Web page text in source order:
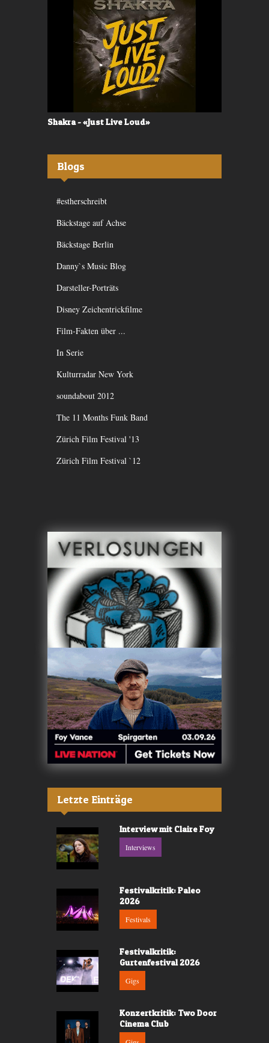
Shakra - «Just Live Loud»
Blogs
#estherschreibt
Bäckstage auf Achse
Bäckstage Berlin
Danny`s Music Blog
Darsteller-Porträts
Disney Zeichentrickfilme
Film-Fakten über ...
In Serie
Kulturradar New York
soundabout 2012
The 11 Months Funk Band
Zürich Film Festival '13
Zürich Film Festival `12
Letzte Einträge
Interview mit Claire Foy
Interviews
Festivalkritik: Paleo
2026
Festivals
Festivalkritik:
Gurtenfestival 2026
Gigs
Konzertkritik: Two Door
Cinema Club